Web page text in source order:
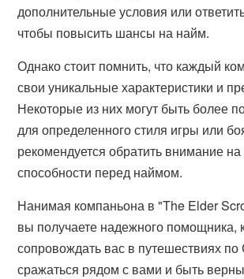
дополнительные условия или
чтобы повысить шансы на найм.
Однако стоит помнить, что каждый
свои уникальные характеристики и
Некоторые из них могут быть более
для определенного стиля игры или
рекомендуется обратить внимание
способности перед наймом.
Нанимая компаньона в "The Elder
вы получаете надежного помощника,
сопровождать вас в путешествиях
сражаться рядом с вами и быть